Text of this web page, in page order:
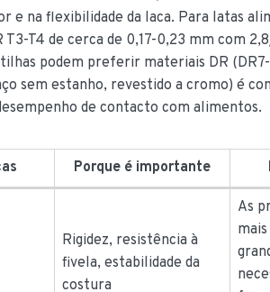
e na flexibilidade da laca. Para latas
T4 de cerca de 0,17-0,23 mm com
podem preferir materiais DR
sem estanho, revestido a cromo) é
de contacto com alimentos.
Porque é importante
Rigidez, resistência à
fivela, estabilidade da
costura
As